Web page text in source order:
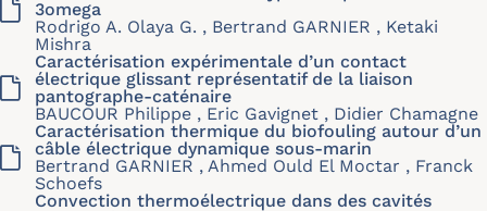
3omega
Rodrigo A. Olaya G. , Bertrand GARNIER , Ketaki
Mishra
Caractérisation expérimentale d’un contact
électrique glissant représentatif de la liaison
pantographe-caténaire
BAUCOUR Philippe , Eric Gavignet , Didier Chamagne
Caractérisation thermique du biofouling autour d’un
câble électrique dynamique sous-marin
Bertrand GARNIER , Ahmed Ould El Moctar , Franck
Schoefs
Convection thermoélectrique dans des cavités